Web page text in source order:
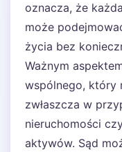
oznacza, że
może
życia bez
Ważnym
wspólnego, który
zwłaszcza w
nieruchomości
aktywów. Sąd